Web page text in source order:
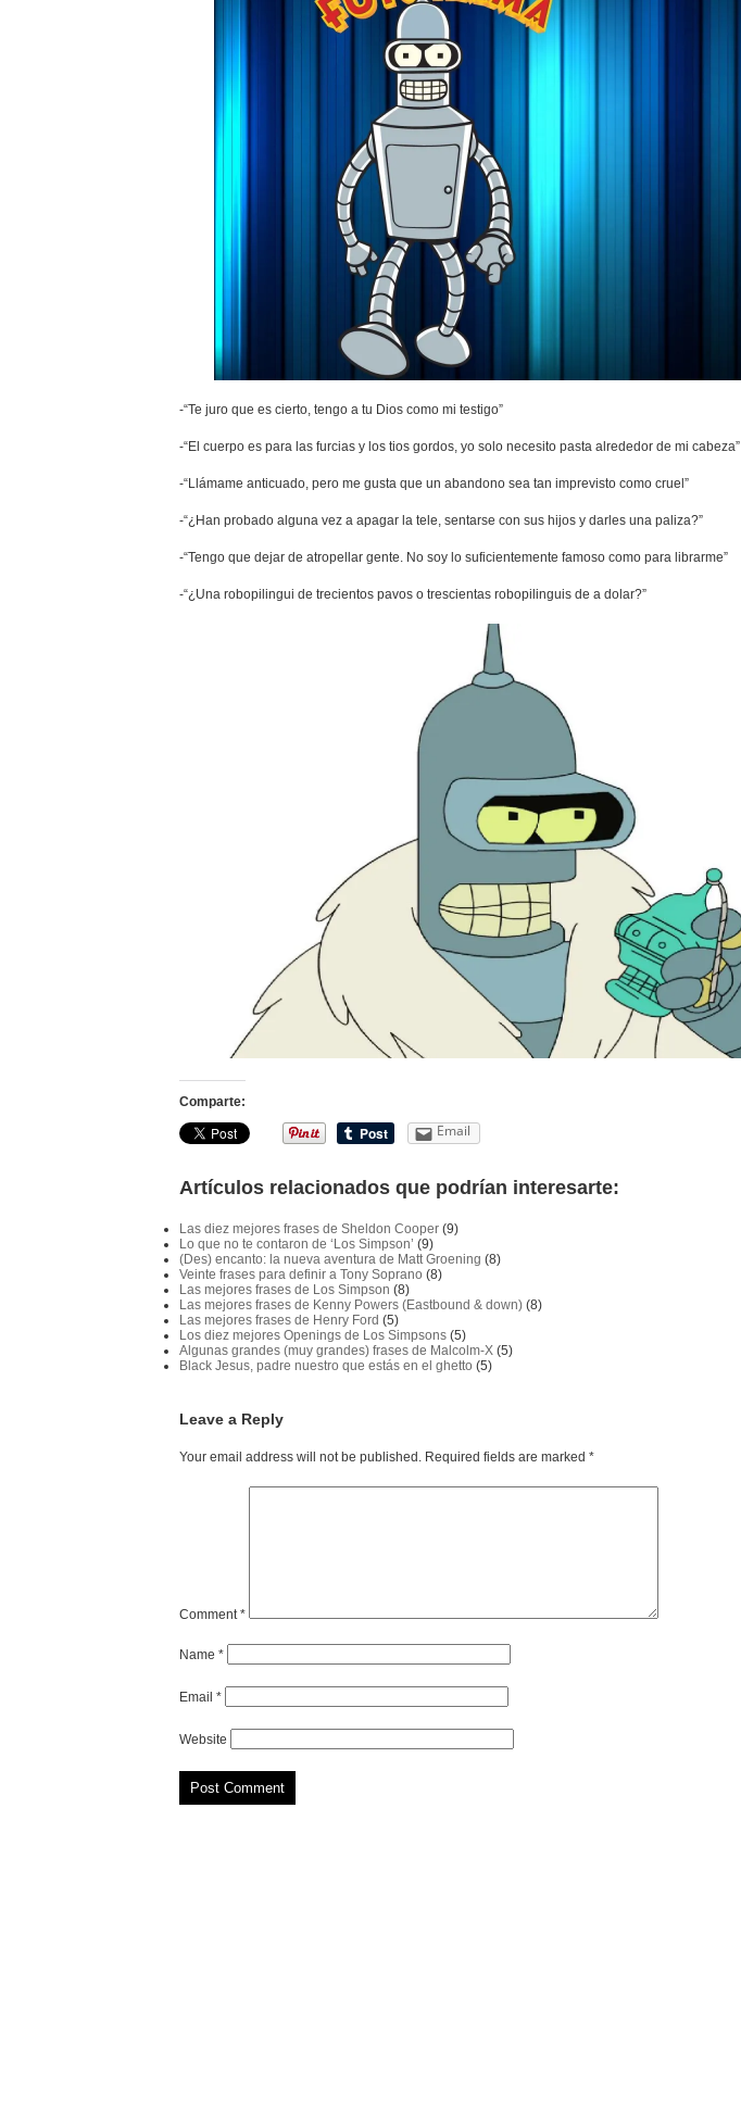
-“Te juro que es cierto, tengo a tu Dios como mi testigo”
-“El cuerpo es para las furcias y los tios gordos, yo solo necesito pasta alrededor de mi cabeza”
-“Llámame anticuado, pero me gusta que un abandono sea tan imprevisto como cruel”
-“¿Han probado alguna vez a apagar la tele, sentarse con sus hijos y darles una paliza?”
-“Tengo que dejar de atropellar gente. No soy lo suficientemente famoso como para librarme”
-“¿Una robopilingui de trecientos pavos o trescientas robopilinguis de a dolar?”
Comparte:
Email
Artículos relacionados que podrían interesarte:
Las diez mejores frases de Sheldon Cooper(9)
Lo que no te contaron de ‘Los Simpson’ (9)
(Des) encanto: la nueva aventura de Matt Groening (8)
Veinte frases para definir a Tony Soprano (8)
Las mejores frases de Los Simpson (8)
Las mejores frases de Kenny Powers (Eastbound & down)(8)
Las mejores frases de Henry Ford (5)
Los diez mejores Openings de Los Simpsons(5)
Algunas grandes (muy grandes) frases de Malcolm-X(5)
Black Jesus, padre nuestro que estás en el ghetto (5)
Leave a Reply
Your email address will not be published. Required fields are marked *
Comment*
Name *
Email *
Website